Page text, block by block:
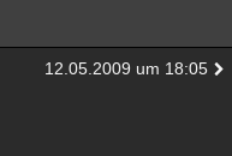
12.05.2009 um 18:05